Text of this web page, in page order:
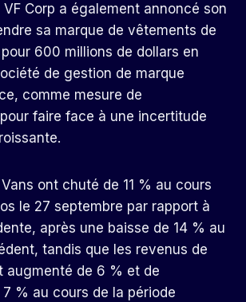
VF Corp a également annoncé son
sa marque de vêtements de
600 millions de dollars en
de gestion de marque
comme mesure de
faire face à une incertitude
ont chuté de 11 % au cours
le 27 septembre par rapport à
après une baisse de 14 % au
tandis que les revenus de
augmenté de 6 % et de
% au cours de la période